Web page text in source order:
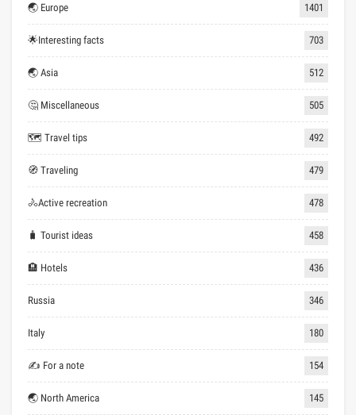
🌏 Europe 1401
🌟Interesting facts 703
🌏 Asia 512
🤔 Miscellaneous 505
🗺 Travel tips 492
🧭 Traveling 479
🚴Active recreation 478
🧳 Tourist ideas 458
🏨 Hotels 436
Russia 346
Italy 180
✍ For a note 154
🌏 North America 145